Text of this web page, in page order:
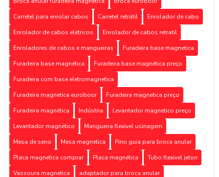
Carretel para enrolar cabos
Carretel retrátil
Enrolador de cabo
Enrolador de cabos elétricos
Enrolador de cabos retratil
Enroladores de cabos e mangueiras
Furadeira base magnetica
Furadeira base magnética
Furadeira base magnética preço
Furadeira com base eletromagnetica
Furadeira magnetica euroboor
Furadeira magnetica preço
Furadeira magnética
Indústria
Levantador magnetico preço
Levantador magnético
Mangueira flexivel usinagem
Mesa de seno
Mesa magnetica
Pino guia para broca anular
Placa magnetica comprar
Placa magnética
Tubo flexivel jeton
Vassoura magnetica
adaptador para broca anular